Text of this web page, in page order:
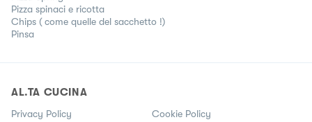
Pizza spinaci e ricotta
Chips ( come quelle del sacchetto !)
Pinsa
AL.TA CUCINA
Privacy Policy
Cookie Policy